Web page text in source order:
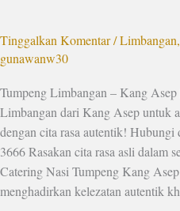
Tinggalkan Komentar/Limbangan,
gunawanw30
Tumpeng Limbangan – Kang
Limbangan dari Kang Asep untuk
dengan cita rasa autentik!
3666 Rasakan cita rasa asli dalam
Catering Nasi Tumpeng Kang
menghadirkan kelezatan autentik
082216503666